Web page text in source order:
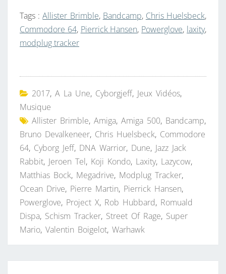
Tags :Allister Brimble, Bandcamp, Chris Huelsbeck,
Commodore 64, Pierrick Hansen, Powerglove, laxity,
modplug tracker
2017, A La Une, Cyborgjeff, Jeux Vidéos,
Musique
Allister Brimble, Amiga, Amiga 500, Bandcamp,
Bruno Devalkeneer, Chris Huelsbeck, Commodore
64, Cyborg Jeff, DNA Warrior, Dune, Jazz Jack
Rabbit, Jeroen Tel, Koji Kondo, Laxity, Lazycow,
Matthias Bock, Megadrive, Modplug Tracker,
Ocean Drive, Pierre Martin, Pierrick Hansen,
Powerglove, Project X, Rob Hubbard, Romuald
Dispa, Schism Tracker, Street Of Rage, Super
Mario, Valentin Boigelot, Warhawk